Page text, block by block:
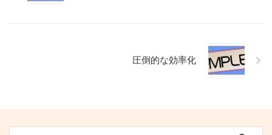
圧倒的な効率化